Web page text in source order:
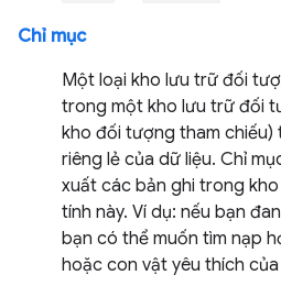
Chỉ mục
Một loại kho lưu trữ đối
trong một kho lưu trữ đối
kho đối tượng tham
riêng lẻ của dữ liệu. Chỉ
xuất các bản ghi trong
tính này. Ví dụ: nếu bạn
bạn có thể muốn tìm nạp
hoặc con vật yêu thích